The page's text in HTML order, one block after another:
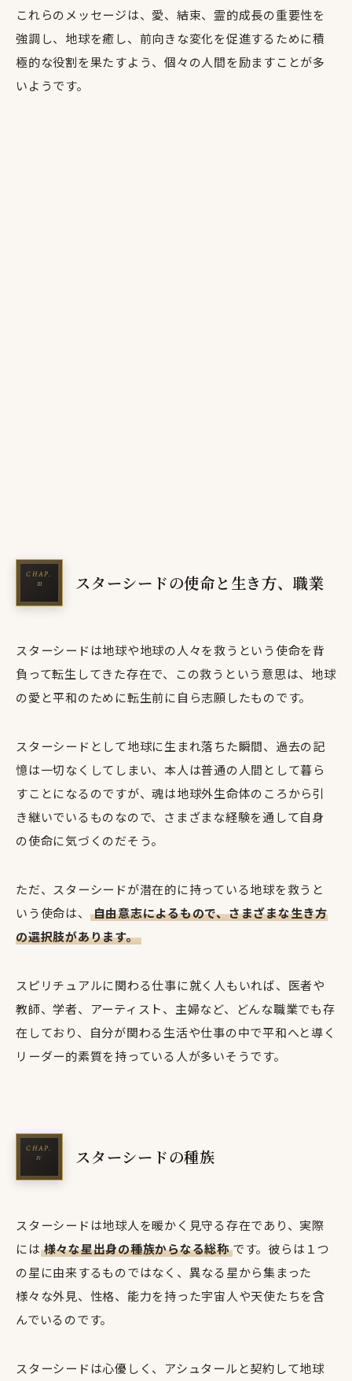
これらのメッセージは、愛、結束、霊的成長の重要性を
強調し、地球を癒し、前向きな変化を促進するために積
極的な役割を果たすよう、個々の人間を励ますことが多
いようです。
スターシードの使命と生き方、職業
スターシードは地球や地球の人々を救うという使命を背
負って転生してきた存在で、この救うという意思は、地球
の愛と平和のために転生前に自ら志願したものです。
スターシードとして地球に生まれ落ちた瞬間、過去の記
憶は一切なくしてしまい、本人は普通の人間として暮ら
すことになるのですが、魂は地球外生命体のころから引
き継いでいるものなので、さまざまな経験を通して自身
の使命に気づくのだそう。
ただ、スターシードが潜在的に持っている地球を救うと
いう使命は、
自由意志によるもので、さまざまな生き方
の選択肢があります。
スピリチュアルに関わる仕事に就く人もいれば、医者や
教師、学者、アーティスト、主婦など、どんな職業でも存
在しており、自分が関わる生活や仕事の中で平和へと導く
リーダー的素質を持っている人が多いそうです。
スターシードの種族
スターシードは地球人を暖かく見守る存在であり、実際
には 様々な星出身の種族からなる総称です。彼らは１つ
の星に由来するものではなく、異なる星から集まった
様々な外見、性格、能力を持った宇宙人や天使たちを含
んでいるのです。
スターシードは心優しく、アシュタールと契約して地球